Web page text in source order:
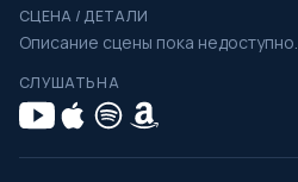
СЦЕНА / ДЕТАЛИ
Описание сцены пока недоступно.
СЛУШАТЬ НА